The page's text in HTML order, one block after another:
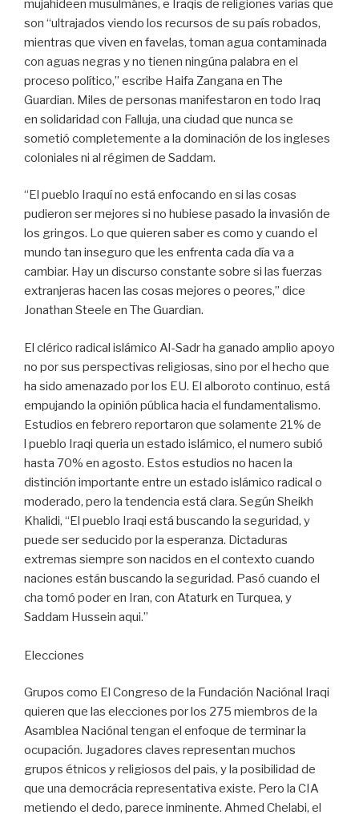
mujahideen musulmánes, e Iraqis de religiones varias que
son “ultrajados viendo los recursos de su país robados,
mientras que viven en favelas, toman agua contaminada
con aguas negras y no tienen ningúna palabra en el
proceso político,” escribe Haifa Zangana en The
Guardian. Miles de personas manifestaron en todo Iraq
en solidaridad con Falluja, una ciudad que nunca se
sometió completemente a la dominación de los ingleses
coloniales ni al régimen de Saddam.
“El pueblo Iraquí no está enfocando en si las cosas
pudieron ser mejores si no hubiese pasado la invasión de
los gringos. Lo que quieren saber es como y cuando el
mundo tan inseguro que les enfrenta cada día va a
cambiar. Hay un discurso constante sobre si las fuerzas
extranjeras hacen las cosas mejores o peores,” dice
Jonathan Steele en The Guardian.
El clérico radical islámico Al-Sadr ha ganado amplio apoyo
no por sus perspectivas religiosas, sino por el hecho que
ha sido amenazado por los EU. El alboroto continuo, está
empujando la opinión pública hacia el fundamentalismo.
Estudios en febrero reportaron que solamente 21% de
l pueblo Iraqi queria un estado islámico, el numero subió
hasta 70% en agosto. Estos estudios no hacen la
distinción importante entre un estado islámico radical o
moderado, pero la tendencia está clara. Según Sheikh
Khalidi, “El pueblo Iraqi está buscando la seguridad, y
puede ser seducido por la esperanza. Dictaduras
extremas siempre son nacidos en el contexto cuando
naciones están buscando la seguridad. Pasó cuando el
cha tomó poder en Iran, con Ataturk en Turquea, y
Saddam Hussein aqui.”
Elecciones
Grupos como El Congreso de la Fundación Naciónal Iraqi
quieren que las elecciones por los 275 miembros de la
Asamblea Naciónal tengan el enfoque de terminar la
ocupación. Jugadores claves representan muchos
grupos étnicos y religiosos del pais, y la posibilidad de
que una democrácia representativa existe. Pero la CIA
metiendo el dedo, parece inminente. Ahmed Chelabi, el